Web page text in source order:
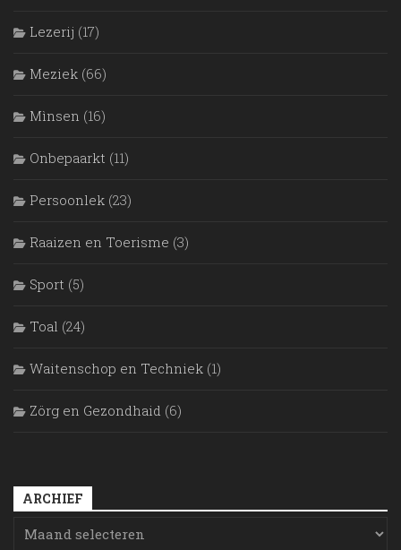
Lezerij (17)
Meziek (66)
Mìnsen (16)
Onbepaarkt (11)
Persoonlek (23)
Raaizen en Toerisme (3)
Sport (5)
Toal (24)
Waitenschop en Techniek (1)
Zörg en Gezondhaid (6)
ARCHIEF